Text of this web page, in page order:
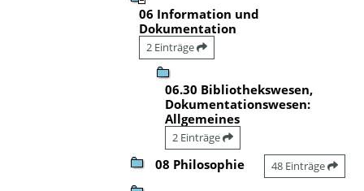
06 Information und
Dokumentation
2 Einträge
06.30 Bibliothekswesen,
Dokumentationswesen:
Allgemeines
2 Einträge
08 Philosophie 48 Einträge